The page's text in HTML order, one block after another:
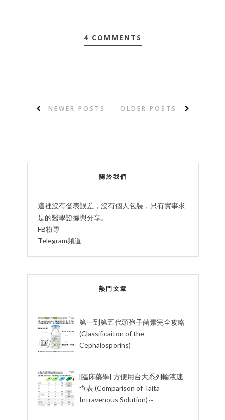
4 COMMENTS
NEWER POSTS OLDER POSTS
關於我們
這裡沒有發表誤差，沒有個人包裝，只有實事求
是的醫學證據與分享。
FB粉專
Telegram頻道
熱門文章
第一到第五代頭孢子菌素完全攻略
(Classificaiton of the
Cephalosporins)
[臨床藥學] 方便用台大系列輸液速
查表 (Comparison of Taita
Intravenous Solution)～